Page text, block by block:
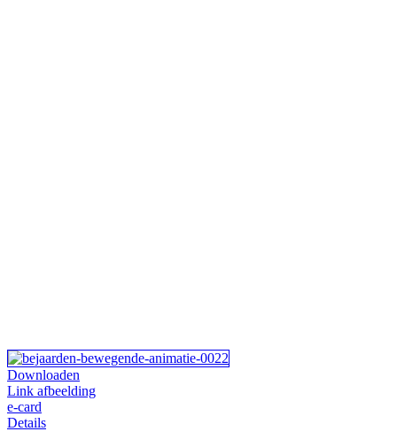
Downloaden
Link afbeelding
e-card
Details